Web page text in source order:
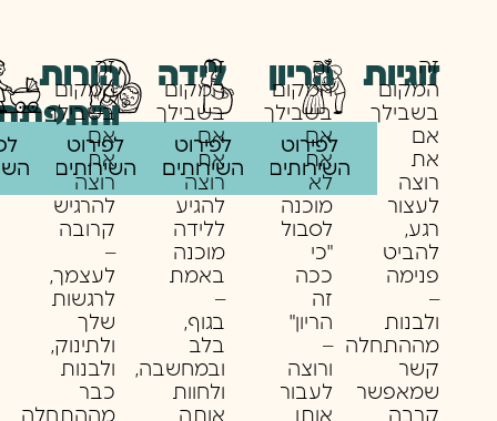
זוגיות
זה
המקום
בשבילך
אם
את
רוצה
לעצור
רגע,
להביט
פנימה
–
ולבנות
מההתחלה
קשר
שמאפשר
קרבה
לפירוט
השירותים
הריון
זה
המקום
בשבילך
אם
את
לא
מוכנה
לסבול
"כי
ככה
זה
הריון"
–
ורוצה
לעבור
אותו
לפירוט
השירותים
לידה
זה
המקום
בשבילך
אם
את
רוצה
להגיע
ללידה
מוכנה
באמת
–
בגוף,
בלב
ובמחשבה,
ולחוות
אותה
לפירוט
השירותים
הורות
זה
המקום
בשבילך
אם
את
רוצה
להרגיש
קרובה
–
לעצמך,
לרגשות
שלך
ולתינוק,
ולבנות
כבר
מההתחלה